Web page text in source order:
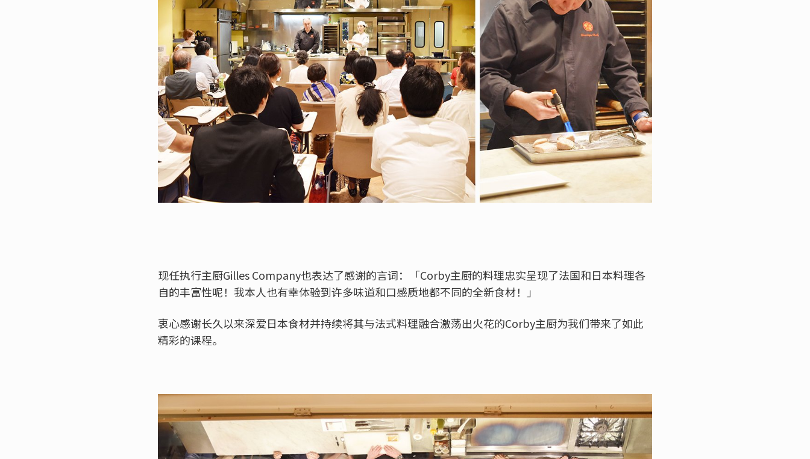
现任执行主厨Gilles Company也表达了感谢的言词：「Corby主厨的料理忠实呈现了法国和日本料理各
自的丰富性呢！我本人也有幸体验到许多味道和口感质地都不同的全新食材！」
衷心感谢长久以来深爱日本食材并持续将其与法式料理融合激荡出火花的Corby主厨为我们带来了如此
精彩的课程。